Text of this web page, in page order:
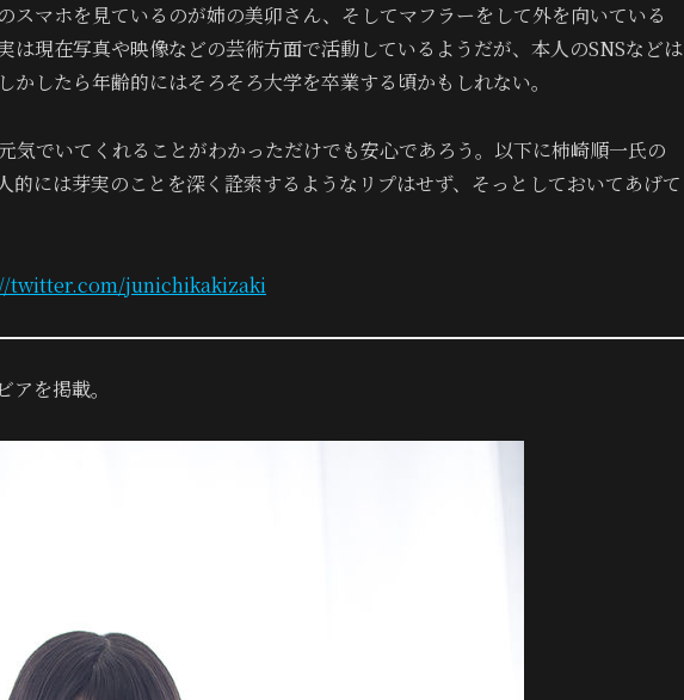
スマホを見ているのが姉の美卯さん、そしてマフラーをして外を向いている
は現在写真や映像などの芸術方面で活動しているようだが、本人のSNSなどは
かしたら年齢的にはそろそろ大学を卒業する頃かもしれない。
気でいてくれることがわかっただけでも安心であろう。以下に柿崎順一氏の
的には芽実のことを深く詮索するようなリプはせず、そっとしておいてあげて
twitter.com/junichikakizaki
を掲載。